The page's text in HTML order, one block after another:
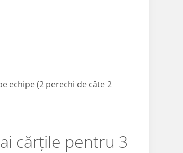
echipe (2 perechi de câte 2
cărțile pentru 3